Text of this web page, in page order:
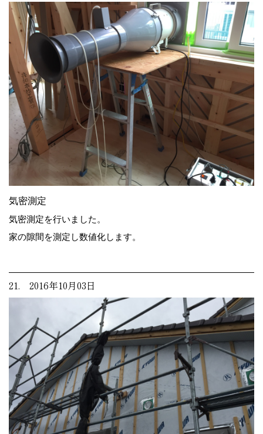
気密測定
気密測定を行いました。
家の隙間を測定し数値化します。
21. 2016年10月03日